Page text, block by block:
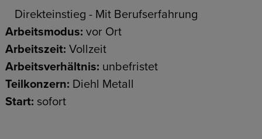
Direkteinstieg - Mit Berufserfahrung
Arbeitsmodus: vor Ort
Arbeitszeit: Vollzeit
Arbeitsverhältnis: unbefristet
Teilkonzern: Diehl Metall
Start: sofort